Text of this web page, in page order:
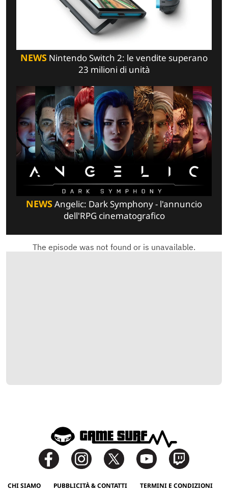
NEWS Nintendo Switch 2: le vendite superano
23 milioni di unità
NEWSAngelic: Dark Symphony - l'annuncio
dell'RPG cinematografico
CHI SIAMO PUBBLICITÀ & CONTATTI TERMINI E CONDIZIONI